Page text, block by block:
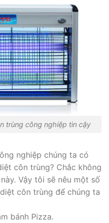
trùng công nghiệp tin cậy
nghiệp chúng ta có
côn trùng? Chắc không
Vậy tôi sẽ nêu một số
côn trùng để chúng ta
bánh Pizza.